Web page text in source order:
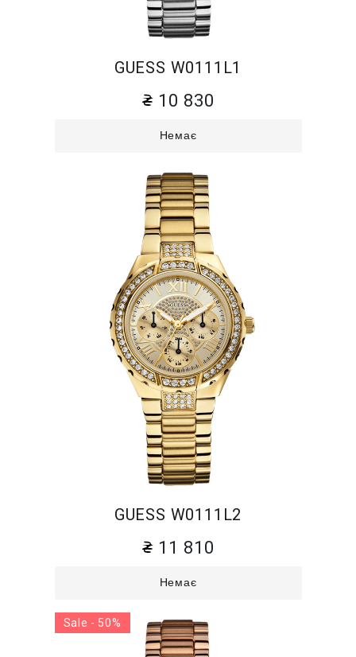
GUESS W0111L1
10 830
Немає
GUESS W0111L2
11 810
Немає
Sale - 50%